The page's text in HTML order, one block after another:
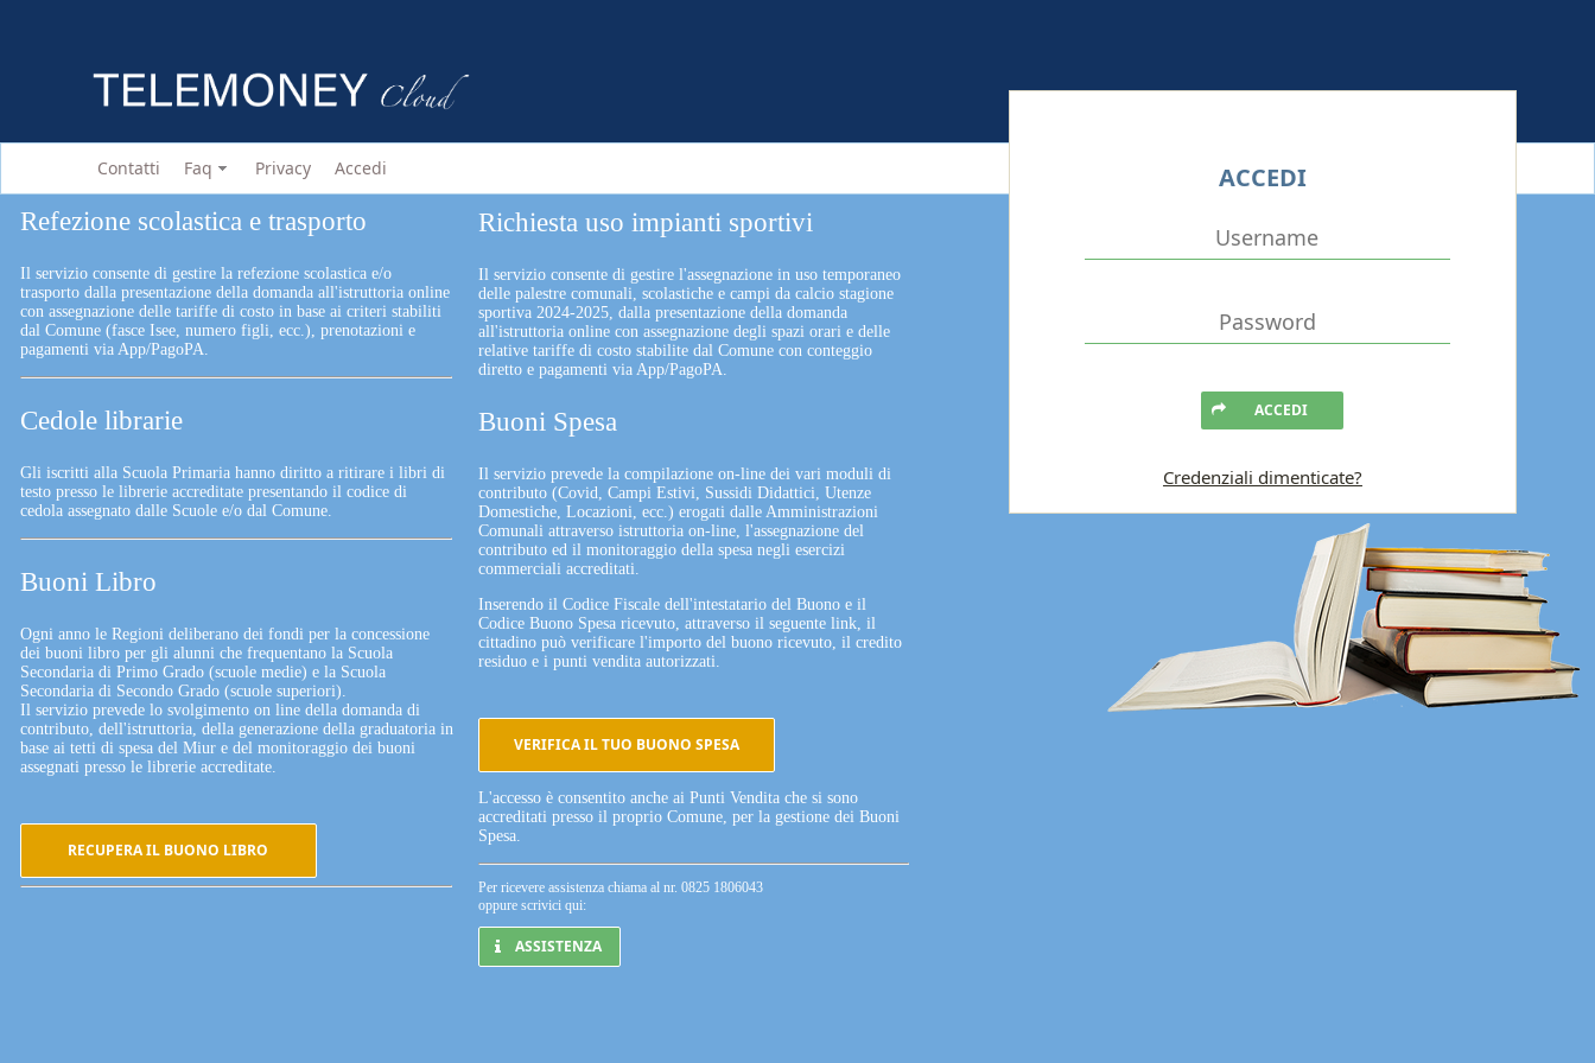
Contatti Faq Privacy Accedi
Refezione scolastica e trasporto
Il servizio consente di gestire la refezione scolastica e/o
trasporto dalla presentazione della domanda all'istruttoria online
con assegnazione delle tariffe di costo in base ai criteri stabiliti
dal Comune (fasce Isee, numero figli, ecc.), prenotazioni e
pagamenti via App/PagoPA.
Cedole librarie
Gli iscritti alla Scuola Primaria hanno diritto a ritirare i libri di
testo presso le librerie accreditate presentando il codice di
cedola assegnato dalle Scuole e/o dal Comune.
Buoni Libro
Ogni anno le Regioni deliberano dei fondi per la concessione
dei buoni libro per gli alunni che frequentano la Scuola
Secondaria di Primo Grado (scuole medie) e la Scuola
Secondaria di Secondo Grado (scuole superiori).
Il servizio prevede lo svolgimento on line della domanda di
contributo, dell'istruttoria, della generazione della graduatoria in
base ai tetti di spesa del Miur e del monitoraggio dei buoni
assegnati presso le librerie accreditate.
RECUPERA IL BUONO LIBRO
Richiesta uso impianti sportivi
Il servizio consente di gestire l'assegnazione in uso temporaneo
delle palestre comunali, scolastiche e campi da calcio stagione
sportiva 2024-2025, dalla presentazione della domanda
all'istruttoria online con assegnazione degli spazi orari e delle
relative tariffe di costo stabilite dal Comune con conteggio
diretto e pagamenti via App/PagoPA.
Buoni Spesa
Il servizio prevede la compilazione on-line dei vari moduli di
contributo (Covid, Campi Estivi, Sussidi Didattici, Utenze
Domestiche, Locazioni, ecc.) erogati dalle Amministrazioni
Comunali attraverso istruttoria on-line, l'assegnazione del
contributo ed il monitoraggio della spesa negli esercizi
commerciali accreditati.
Inserendo il Codice Fiscale dell'intestatario del Buono e il
Codice Buono Spesa ricevuto, attraverso il seguente link, il
cittadino può verificare l'importo del buono ricevuto, il credito
residuo e i punti vendita autorizzati.
VERIFICA IL TUO BUONO SPESA
L'accesso è consentito anche ai Punti Vendita che si sono
accreditati presso il proprio Comune, per la gestione dei Buoni
Spesa.
Per ricevere assistenza chiama al nr. 0825 1806043
oppure scrivici qui:
ASSISTENZA
ACCEDI
ACCEDI
Credenziali dimenticate?